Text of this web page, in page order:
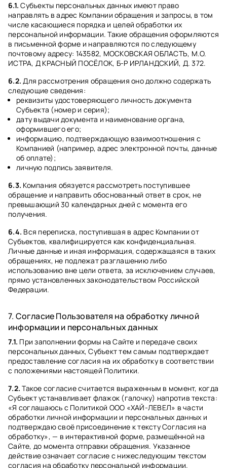
6.1. Субъекты персональных данных имеют право
направлять в адрес Компании обращения и запросы, в том
числе касающиеся порядка и целей обработки их
персональной информации. Такие обращения оформляются
в письменной форме и направляются по следующему
почтовому адресу: 143582, МОСКОВСКАЯ ОБЛАСТЬ, М.О.
ИСТРА, Д КРАСНЫЙ ПОСЁЛОК, Б-Р ИРЛАНДСКИЙ, Д. 372.
6.2. Для рассмотрения обращения оно должно содержать
следующие сведения:
реквизиты удостоверяющего личность документа
Субъекта (номер и серия);
дату выдачи документа и наименование органа,
оформившего его;
информацию, подтверждающую взаимоотношения с
Компанией (например, адрес электронной почты, данные
об оплате);
личную подпись заявителя.
6.3. Компания обязуется рассмотреть поступившее
обращение и направить обоснованный ответ в срок, не
превышающий 30 календарных дней с момента его
получения.
6.4. Вся переписка, поступившая в адрес Компании от
Субъектов, квалифицируется как конфиденциальная.
Личные данные и иная информация, содержащаяся в таких
обращениях, не подлежат разглашению либо
использованию вне цели ответа, за исключением случаев,
прямо установленных законодательством Российской
Федерации.
7. Согласие Пользователя на обработку личной
информации и персональных данных
7.1. При заполнении формы на Сайте и передаче своих
персональных данных, Субъект тем самым подтверждает
предоставление согласия на их обработку в соответствии
с положениями настоящей Политики.
7.2. Такое согласие считается выраженным в момент, когда
Субъект устанавливает флажок (галочку) напротив текста:
«Я соглашаюсь с Политикой ООО «ХАЙ-ЛЕВЕЛ» в части
обработки личной информации и персональных данных и
подтверждаю своё присоединение к тексту Согласия на
обработку», — в интерактивной форме, размещённой на
Сайте, до момента отправки обращения. Указанное
действие означает согласие с нижеследующим текстом
согласия на обработку персональной информации.